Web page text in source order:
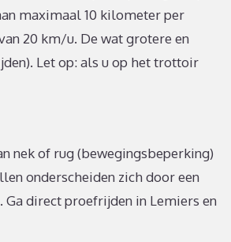
maximaal 10 kilometer per
20 km/u. De wat grotere en
Let op: als u op het trottoir
nek of rug (bewegingsbeperking)
onderscheiden zich door een
direct proefrijden in Lemiers en